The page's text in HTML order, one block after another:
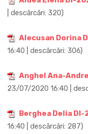
| descărcări: 320)
Alecusan Dorina
16:40 | descărcări: 306)
Anghel Ana-
23/07/2020 16:40 |
Berghea Delia DI-
16:40 | descărcări: 287)